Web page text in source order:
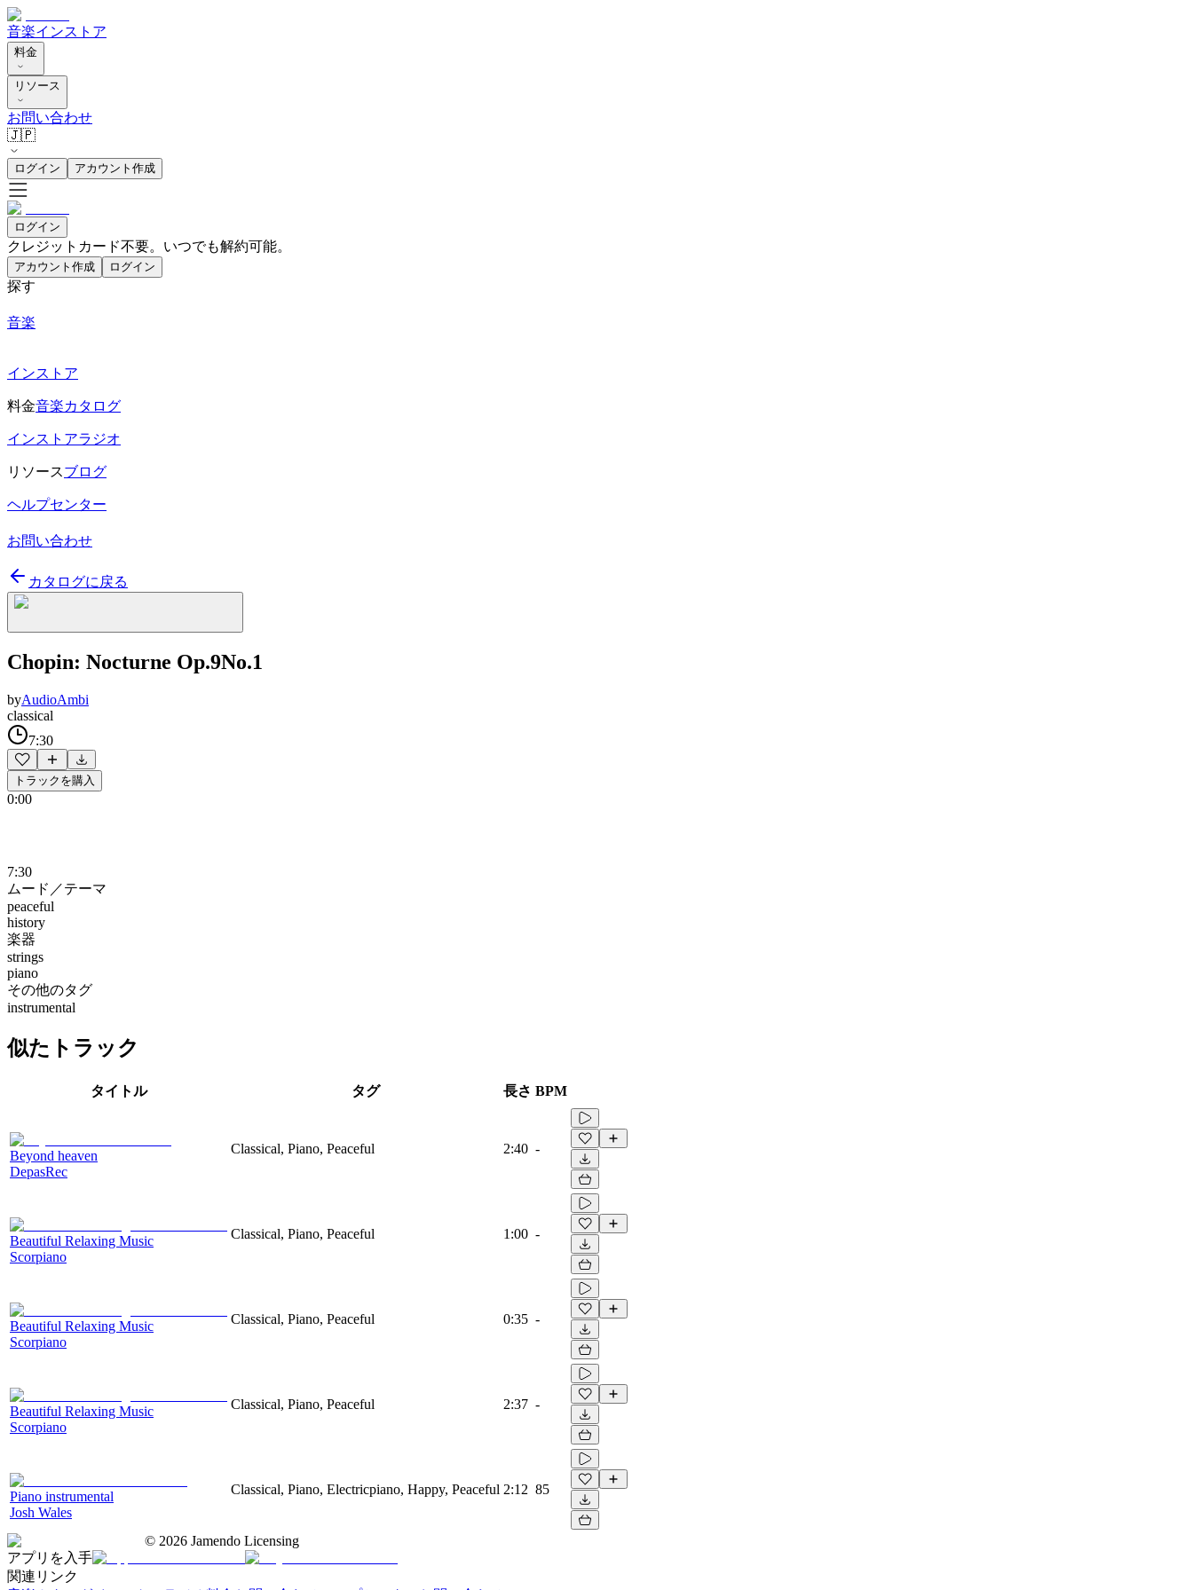
音楽インストア
料金
リソース
お問い合わせ
🇯🇵
ログイン アカウント作成
ログイン
クレジットカード不要。いつでも解約可能。
アカウント作成 ログイン
探す
音楽
インストア
料金音楽カタログ
インストアラジオ
リソースブログ
ヘルプセンター
お問い合わせ
カタログに戻る
Chopin: Nocturne Op.9No.1
byAudioAmbi
classical
7:30
トラックを購入
0:00
7:30
ムード／テーマ
peaceful
history
楽器
strings
piano
その他のタグ
instrumental
似たトラック
タイトル タグ 長さ BPM
Beyond heaven
DepasRec
Classical, Piano, Peaceful 2:40 -
Beautiful Relaxing Music
Scorpiano
Classical, Piano, Peaceful 1:00 -
Beautiful Relaxing Music
Scorpiano
Classical, Piano, Peaceful 0:35 -
Beautiful Relaxing Music
Scorpiano
Classical, Piano, Peaceful 2:37 -
Piano instrumental
Josh Wales
Classical, Piano, Electricpiano, Happy, Peaceful 2:12 85
© 2026 Jamendo Licensing
アプリを入手
関連リンク